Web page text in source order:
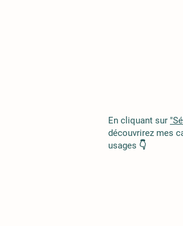
En cliquant sur
découvrirez mes
usages 👇